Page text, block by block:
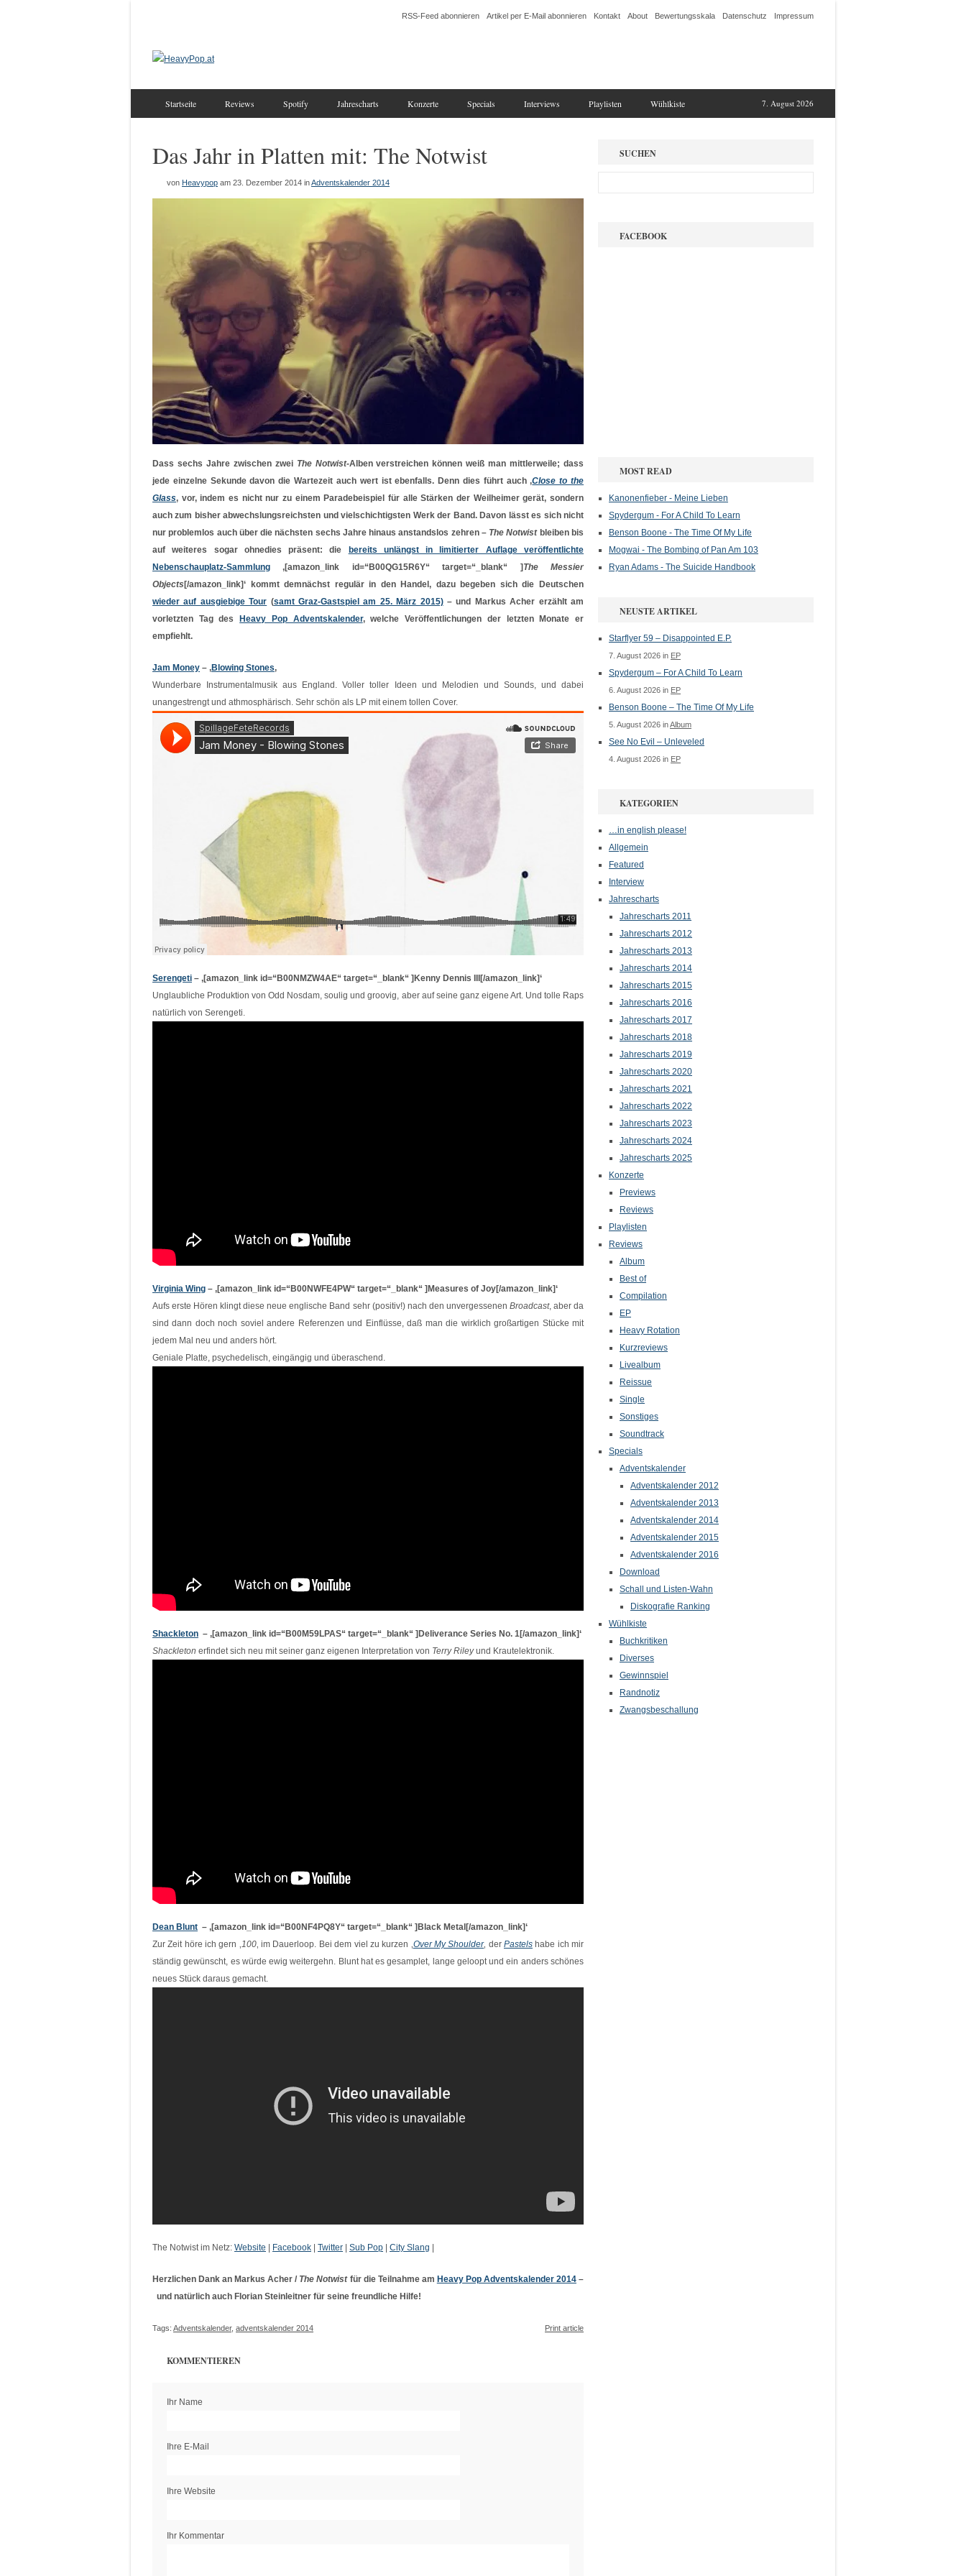
RSS-Feed abonnieren Artikel per E-Mail abonnieren Kontakt About Bewertungsskala Datenschutz Impressum
7. August 2026
Startseite Reviews Spotify Jahrescharts Konzerte Specials Interviews Playlisten Wühlkiste
Das Jahr in Platten mit: The Notwist
von Heavypop am 23. Dezember 2014 inAdventskalender 2014
Dass sechs Jahre zwischen zwei The Notwist-Alben verstreichen können weiß man mittlerweile; dass
jede einzelne Sekunde davon die Wartezeit auch wert ist ebenfalls. Denn dies führt auch ‚Close to the
Glass‚ vor, indem es nicht nur zu einem Paradebeispiel für alle Stärken der Weilheimer gerät, sondern
auch zum bisher abwechslungsreichsten und vielschichtigsten Werk der Band. Davon lässt es sich nicht
nur problemlos auch über die nächsten sechs Jahre hinaus anstandslos zehren – The Notwistbleiben bis
auf weiteres sogar ohnedies präsent: die
bereits unlängst in limitierter Auflage veröffentlichte
Nebenschauplatz-Sammlung ‚[amazon_link id=“B00QG15R6Y“ target=“_blank“ ] The Messier
Objects [/amazon_link]‘ kommt demnächst regulär in den Handel, dazu begeben sich die Deutschen
wieder auf ausgiebige Tour (samt Graz-Gastspiel am 25. März 2015)– und Markus Acher erzählt am
vorletzten Tag des
Heavy Pop Adventskalender, welche Veröffentlichungen der letzten Monate er
empfiehlt.
Jam Money – ‚Blowing Stones‚
Wunderbare Instrumentalmusik aus England. Voller toller Ideen und Melodien und Sounds, und dabei
unangestrengt und athmosphärisch. Sehr schön als LP mit einem tollen Cover.
Serengeti – ‚[amazon_link id=“B00NMZW4AE“ target=“_blank“ ]Kenny Dennis III[/amazon_link]‘
Unglaubliche Produktion von Odd Nosdam, soulig und groovig, aber auf seine ganz eigene Art. Und tolle Raps
natürlich von Serengeti.
Virginia Wing – ‚[amazon_link id=“B00NWFE4PW“ target=“_blank“ ]Measures of Joy[/amazon_link]‘
Aufs erste Hören klingt diese neue englische Band sehr (positiv!) nach den unvergessenen Broadcast, aber da
sind dann doch noch soviel andere Referenzen und Einflüsse, daß man die wirklich großartigen Stücke mit
jedem Mal neu und anders hört.
Geniale Platte, psychedelisch, eingängig und überaschend.
Shackleton – ‚[amazon_link id=“B00M59LPAS“ target=“_blank“ ]Deliverance Series No. 1[/amazon_link]‘
Shackleton erfindet sich neu mit seiner ganz eigenen Interpretation von Terry Rileyund Krautelektronik.
Dean Blunt – ‚[amazon_link id=“B00NF4PQ8Y“ target=“_blank“ ]Black Metal[/amazon_link]‘
Zur Zeit höre ich gern ‚100‚ im Dauerloop. Bei dem viel zu kurzen ‚Over My Shoulder‚ der Pastelshabe ich mir
ständig gewünscht, es würde ewig weitergehn. Blunt hat es gesamplet, lange geloopt und ein anders schönes
neues Stück daraus gemacht.
The Notwist im Netz: Website Facebook Twitter Sub Pop City Slang
Herzlichen Dank an Markus Acher / The Notwistfür die Teilnahme am Heavy Pop Adventskalender 2014–
und natürlich auch Florian Steinleitner für seine freundliche Hilfe!
Tags: Adventskalender, adventskalender 2014 Print article
KOMMENTIEREN
Ihr Name
Ihre E-Mail
Ihre Website
Ihr Kommentar
SUCHEN
FACEBOOK
MOST READ
Kanonenfieber - Meine Lieben
Spydergum - For A Child To Learn
Benson Boone - The Time Of My Life
Mogwai - The Bombing of Pan Am 103
Ryan Adams - The Suicide Handbook
NEUSTE ARTIKEL
Starflyer 59 – Disappointed E.P.
7. August 2026 in EP
Spydergum – For A Child To Learn
6. August 2026 in EP
Benson Boone – The Time Of My Life
5. August 2026 inAlbum
See No Evil – Unleveled
4. August 2026 in EP
KATEGORIEN
…in english please!
Allgemein
Featured
Interview
Jahrescharts
Jahrescharts 2011
Jahrescharts 2012
Jahrescharts 2013
Jahrescharts 2014
Jahrescharts 2015
Jahrescharts 2016
Jahrescharts 2017
Jahrescharts 2018
Jahrescharts 2019
Jahrescharts 2020
Jahrescharts 2021
Jahrescharts 2022
Jahrescharts 2023
Jahrescharts 2024
Jahrescharts 2025
Konzerte
Previews
Reviews
Playlisten
Reviews
Album
Best of
Compilation
EP
Heavy Rotation
Kurzreviews
Livealbum
Reissue
Single
Sonstiges
Soundtrack
Specials
Adventskalender
Adventskalender 2012
Adventskalender 2013
Adventskalender 2014
Adventskalender 2015
Adventskalender 2016
Download
Schall und Listen-Wahn
Diskografie Ranking
Wühlkiste
Buchkritiken
Diverses
Gewinnspiel
Randnotiz
Zwangsbeschallung